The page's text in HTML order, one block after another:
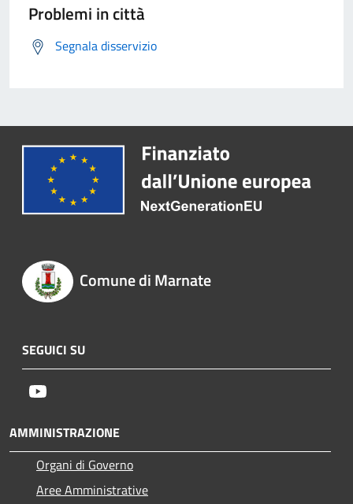
Problemi in città
Segnala disservizio
Comune di Marnate
SEGUICI SU
AMMINISTRAZIONE
Organi di Governo
Aree Amministrative